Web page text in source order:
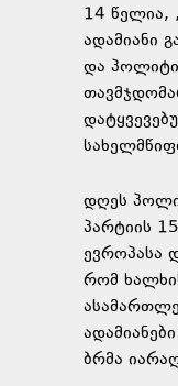
14 წელია,
ადამიანი
და
დღეს
პარტიის
ევროპასა
რომ
ბრმა